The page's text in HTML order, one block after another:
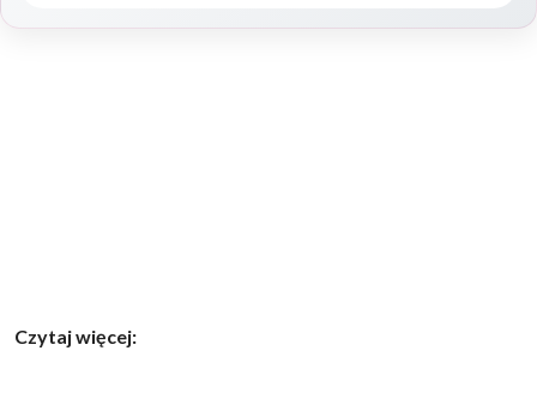
Czytaj więcej: